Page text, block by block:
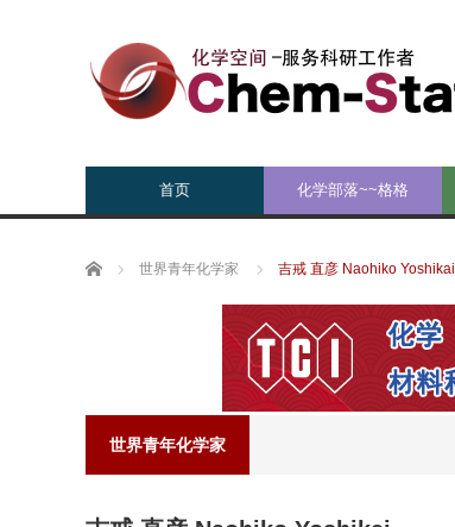
首页 化学部落~~格格
Home 世界青年化学家 吉戒 直彦 Naohiko Yoshikai
世界青年化学家